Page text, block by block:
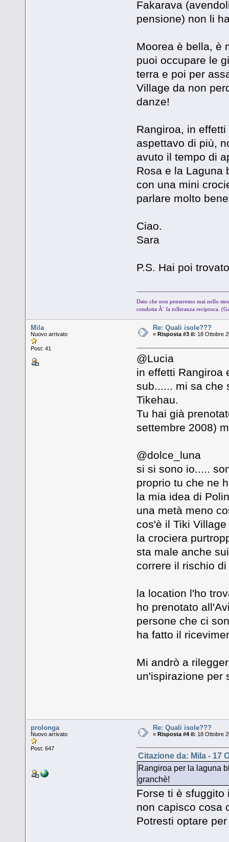
Fakarava
pensione) non li
Moorea è bella, è
puoi occupare le
terra e poi per
Village da non
danze!
Rangiroa, in
aspettavo di più,
avuto il tempo di
Rosa e la Laguna
con una mini
parlare molto
Ciao.
Sara
P.S. Hai poi
Dato che non penseremo mai nello
condotta Ã¨ la tolleranza reciproca.
Mila
Nuovo arrivato
Post: 41
Re: Quali isole???
« Risposta #3 il: 18 Ottobre
@Lucia
in effetti Rangiroa
sub...... mi sa che
Tikehau.
Tu hai già
settembre 2008)
@dolce_luna
si si sono io.....
proprio tu che ne
la mia idea di
una metà meno
cos'è il Tiki
la crociera
sta male anche
correre il rischio
la location l'ho
ho prenotato
persone che ci
ha fatto il
Mi andrò a
un'ispirazione per
prolonga
Nuovo arrivato
Post: 647
Re: Quali isole???
«Risposta #4 il: 18 Ottobre
Citazione da: Mila - 17
Rangiroa per la laguna
granchè!
Forse ti è sfuggito
non capisco
Potresti optare